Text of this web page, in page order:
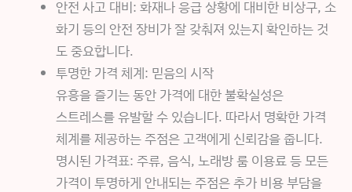
안전 사고 대비: 화재나 응급 상황에 대비한 비상구, 소
화기 등의 안전 장비가 잘 갖춰져 있는지 확인하는 것
도 중요합니다.
투명한 가격 체계: 믿음의 시작
유흥을 즐기는 동안 가격에 대한 불확실성은
스트레스를 유발할 수 있습니다. 따라서 명확한 가격
체계를 제공하는 주점은 고객에게 신뢰감을 줍니다.
명시된 가격표: 주류, 음식, 노래방 룸 이용료 등 모든
가격이 투명하게 안내되는 주점은 추가 비용 부담을